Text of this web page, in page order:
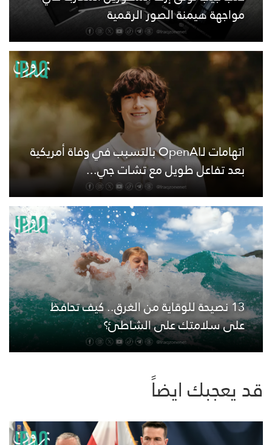
مواجهة هيمنة الصور الرقمية
اتهامات لـOpenAI بالتسبب في وفاة أمريكية
بعد تفاعل طويل مع تشات جي...
13 نصيحة للوقاية من الغرق.. كيف تحافظ
على سلامتك على الشاطئ؟
قد يعجبك ايضاً